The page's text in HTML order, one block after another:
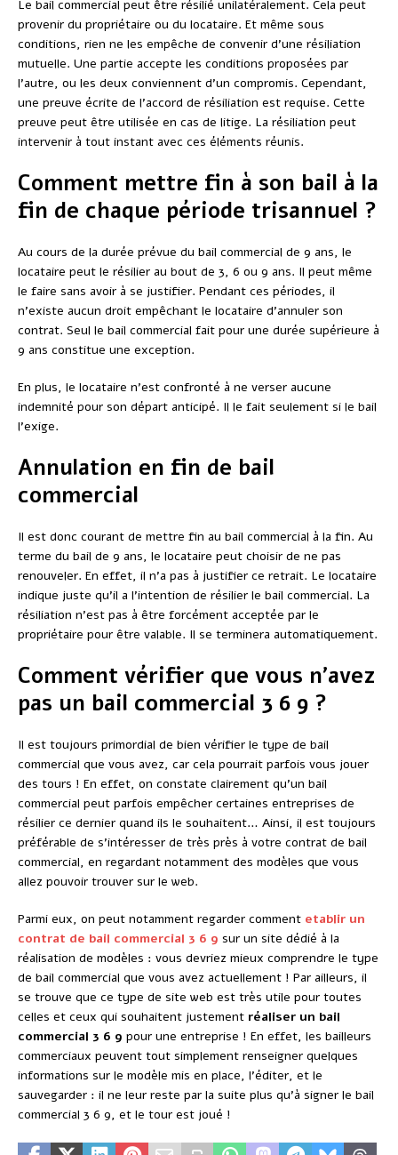
Le bail commercial peut être résilié unilatéralement. Cela peut
provenir du propriétaire ou du locataire. Et même sous
conditions, rien ne les empêche de convenir d’une résiliation
mutuelle. Une partie accepte les conditions proposées par
l’autre, ou les deux conviennent d’un compromis. Cependant,
une preuve écrite de l’accord de résiliation est requise. Cette
preuve peut être utilisée en cas de litige. La résiliation peut
intervenir à tout instant avec ces éléments réunis.
Comment mettre fin à son bail à la
fin de chaque période trisannuel ?
Au cours de la durée prévue du bail commercial de 9 ans, le
locataire peut le résilier au bout de 3, 6 ou 9 ans. Il peut même
le faire sans avoir à se justifier. Pendant ces périodes, il
n’existe aucun droit empêchant le locataire d’annuler son
contrat. Seul le bail commercial fait pour une durée supérieure à
9 ans constitue une exception.
En plus, le locataire n’est confronté à ne verser aucune
indemnité pour son départ anticipé. Il le fait seulement si le bail
l’exige.
Annulation en fin de bail
commercial
Il est donc courant de mettre fin au bail commercial à la fin. Au
terme du bail de 9 ans, le locataire peut choisir de ne pas
renouveler. En effet, il n’a pas à justifier ce retrait. Le locataire
indique juste qu’il a l’intention de résilier le bail commercial. La
résiliation n’est pas à être forcément acceptée par le
propriétaire pour être valable. Il se terminera automatiquement.
Comment vérifier que vous n’avez
pas un bail commercial 3 6 9 ?
Il est toujours primordial de bien vérifier le type de bail
commercial que vous avez, car cela pourrait parfois vous jouer
des tours ! En effet, on constate clairement qu’un bail
commercial peut parfois empêcher certaines entreprises de
résilier ce dernier quand ils le souhaitent… Ainsi, il est toujours
préférable de s’intéresser de très près à votre contrat de bail
commercial, en regardant notamment des modèles que vous
allez pouvoir trouver sur le web.
Parmi eux, on peut notamment regarder comment etablir un
contrat de bail commercial 3 6 9 sur un site dédié à la
réalisation de modèles : vous devriez mieux comprendre le type
de bail commercial que vous avez actuellement ! Par ailleurs, il
se trouve que ce type de site web est très utile pour toutes
celles et ceux qui souhaitent justement réaliser un bail
commercial 3 6 9 pour une entreprise ! En effet, les bailleurs
commerciaux peuvent tout simplement renseigner quelques
informations sur le modèle mis en place, l’éditer, et le
sauvegarder : il ne leur reste par la suite plus qu’à signer le bail
commercial 3 6 9, et le tour est joué !